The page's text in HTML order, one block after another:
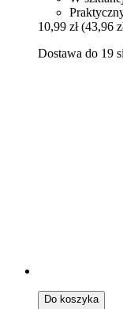
10,99 zł (43,96
Dostawa do 19
Do koszyka